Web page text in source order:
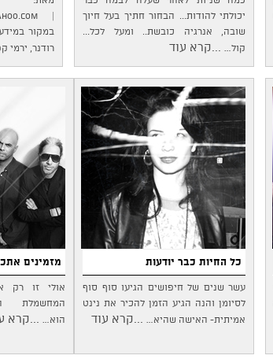
יכולתי להודות... הבחור חתיך בעל חיוך
שובה, אנרגיה כובשת.. ומעל לכל...
קול…
...קרא עוד
|
רודנר, ירמי
כל החיות כבר יודעות
עשר שנים של חיפושים הגיעו סוף סוף
לסיומן והנה הגיע הזמן להכיר את נינט
אמיתית- האישה שהיא…
...קרא עוד
מזמינים
אולי זו רק
המחשמלת
הוא…
...קרא